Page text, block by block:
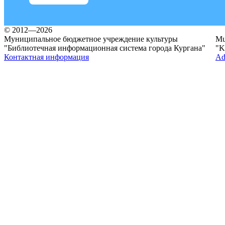
© 2012—2026
Муниципальное бюджетное учреждение культуры
"Библиотечная информационная система города Кургана"
Контактная информация